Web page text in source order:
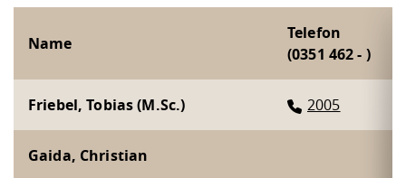
Name
Telefon
(0351 462 - )
Friebel, Tobias (M.Sc.) 2005
Gaida, Christian